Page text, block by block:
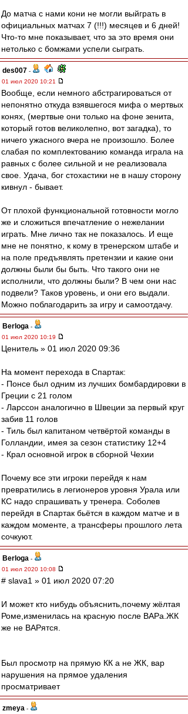
До матча с нами кони не могли выйграть в
официальных матчах 7 (!!!) месяцев и 6 дней!
Что-то мне показывает, что за это время они
нетолько с бомжами успели сыграть.
des007 -
01 июл 2020 10:21
Вообще, если немного абстрагироваться от
непонятно откуда взявшегося мифа о мертвых
конях, (мертвые они только на фоне зенита,
который готов великолепно, вот загадка), то
ничего ужасного вчера не произошло. Более
слабая по комплектованию команда играла на
равных с более сильной и не реализовала
свое. Удача, бог стохастики не в нашу сторону
кивнул - бывает.
От плохой функциональной готовности могло
же и сложиться впечатление о нежелании
играть. Мне лично так не показалось. И еще
мне не понятно, к кому в тренерском штабе и
на поле предъявлять претензии и какие они
должны были бы быть. Что такого они не
исполнили, что должны были? В чем они нас
подвели? Таков уровень, и они его выдали.
Можно поблагодарить за игру и самоотдачу.
Berloga -
01 июл 2020 10:19
Ценитель » 01 июл 2020 09:36
На момент перехода в Спартак:
- Понсе был одним из лучших бомбардировки в
Греции с 21 голом
- Ларссон аналогично в Швеции за первый круг
забив 11 голов
- Тиль был капитаном четвёртой команды в
Голландии, имея за сезон статистику 12+4
- Крал основной игрок в сборной Чехии
Почему все эти игроки перейдя к нам
превратились в легионеров уровня Урала или
КС надо спрашивать у тренера. Соболев
перейдя в Спартак бьётся в каждом матче и в
каждом моменте, а трансферы прошлого лета
сочкуют.
Berloga -
01 июл 2020 10:08
# slava1 » 01 июл 2020 07:20
И может кто нибудь объяснить,почему жёлтая
Роме,изменилась на красную после ВАРа.ЖК
же не ВАРятся.
Был просмотр на прямую КК а не ЖК, вар
нарушения на прямое удаления
просматривает
zmeya -